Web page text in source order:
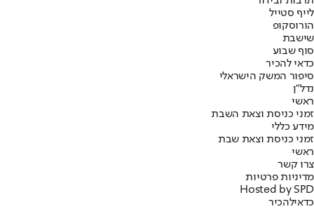
לייף סטייל
הורוסקופ
שישבת
סוף שבוע
כדאי להכיר
סיפור המשק הישראלי
נדל"ן
ראשי
זמני כניסת וצאת השבת
מידע כללי
זמני כניסת וצאת שבת
ראשי
צרו קשר
מדיניות פרטיות
Hosted by SPD
כדאילהכיר